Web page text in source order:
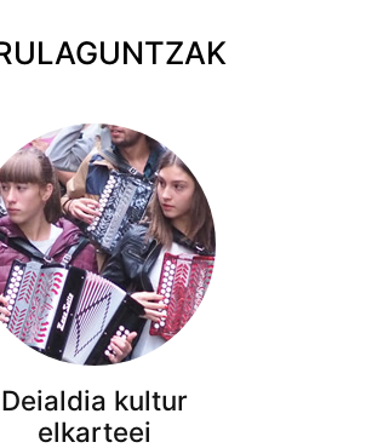
Deialdia kultur
elkarteei